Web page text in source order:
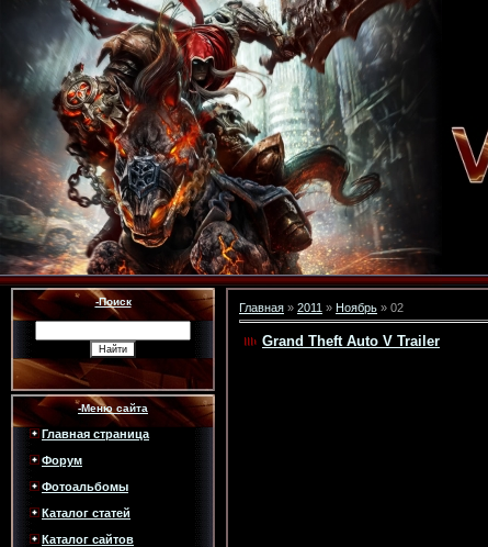
-Поиск
-Меню сайта
Главная страница
Форум
Фотоальбомы
Каталог статей
Каталог сайтов
Главная » 2011 » Ноябрь » 02
Grand Theft Auto V Trailer